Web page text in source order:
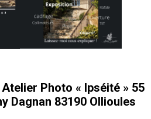
Atelier Photo « Ipséité » 55
Dagnan 83190 Ollioules